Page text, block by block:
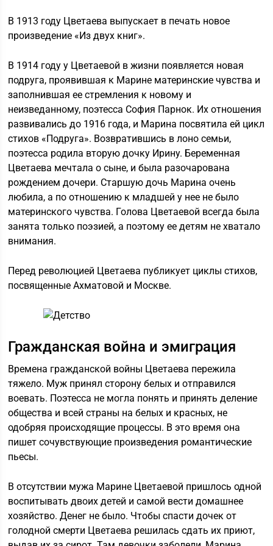
В 1913 году Цветаева выпускает в печать новое
произведение «Из двух книг».
В 1914 году у Цветаевой в жизни появляется новая
подруга, проявившая к Марине материнские чувства и
заполнившая ее стремления к новому и
неизведанному, поэтесса София Парнок. Их отношения
развивались до 1916 года, и Марина посвятила ей цикл
стихов «Подруга». Возвратившись в лоно семьи,
поэтесса родила вторую дочку Ирину. Беременная
Цветаева мечтала о сыне, и была разочарована
рождением дочери. Старшую дочь Марина очень
любила, а по отношению к младшей у нее не было
материнского чувства. Голова Цветаевой всегда была
занята только поэзией, а поэтому ее детям не хватало
внимания.
Перед революцией Цветаева публикует циклы стихов,
посвященные Ахматовой и Москве.
Гражданская война и эмиграция
Времена гражданской войны Цветаева пережила
тяжело. Муж принял сторону белых и отправился
воевать. Поэтесса не могла понять и принять деление
общества и всей страны на белых и красных, не
одобряя происходящие процессы. В это время она
пишет сочувствующие произведения романтические
пьесы.
В отсутствии мужа Марине Цветаевой пришлось одной
воспитывать двоих детей и самой вести домашнее
хозяйство. Денег не было. Чтобы спасти дочек от
голодной смерти Цветаева решилась сдать их приют,